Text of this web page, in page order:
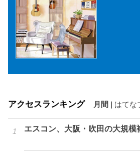
アクセスランキング 月間 | はてな
エスコン、大阪・吹田の大規模